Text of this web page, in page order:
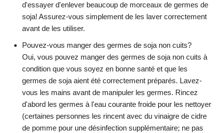
d'essayer d'enlever beaucoup de morceaux de germes de
soja! Assurez-vous simplement de les laver correctement
avant de les utiliser.
Pouvez-vous manger des germes de soja non cuits?
Oui, vous pouvez manger des germes de soja non cuits à
condition que vous soyez en bonne santé et que les
germes de soja aient été correctement préparés. Lavez-
vous les mains avant de manipuler les germes. Rincez
d'abord les germes à l'eau courante froide pour les nettoyer
(certaines personnes les rincent avec du vinaigre de cidre
de pomme pour une désinfection supplémentaire; ne pas